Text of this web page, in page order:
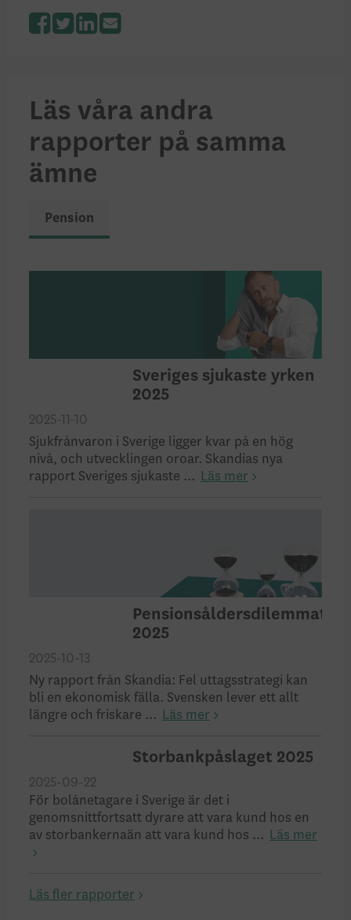
Läs våra andra
rapporter på samma
ämne
Pension
Sveriges sjukaste yrken
2025
2025-11-10
Sjukfrånvaron i Sverige ligger kvar på en hög
nivå, och utvecklingen oroar. Skandias nya
rapport Sveriges sjukaste ...
Läs mer
Pensionsåldersdilemmat
2025
2025-10-13
Ny rapport från Skandia: Fel uttagsstrategi kan
bli en ekonomisk fälla. Svensken lever ett allt
längre och friskare ...
Läs mer
Storbankpåslaget 2025
2025-09-22
För bolånetagare i Sverige är det i
genomsnittfortsatt dyrare att vara kund hos en
av storbankernaän att vara kund hos ...
Läs mer
Läs fler rapporter